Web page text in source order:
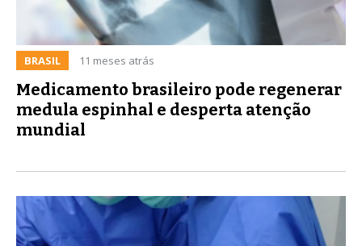
BRASIL 11 meses atrás
Medicamento brasileiro pode regenerar
medula espinhal e desperta atenção
mundial